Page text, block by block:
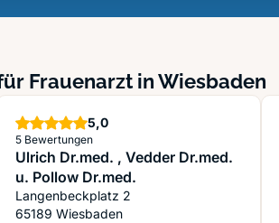
Frauenarzt in Wiesbaden
5,0Sterne
5 Bewertungen
Ulrich Dr.med. , Vedder Dr.med.
u. Pollow Dr.med.
Langenbeckplatz 2
65189 Wiesbaden